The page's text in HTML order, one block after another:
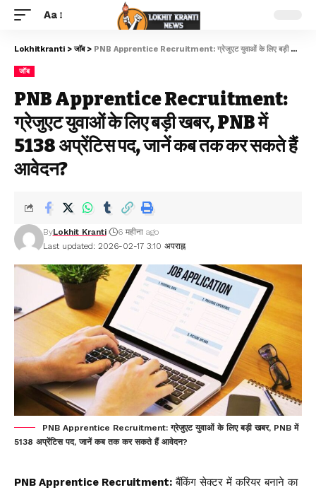
Aa
Lokhitkranti >जॉब> PNB Apprentice Recruitment: ग्रेजुएट युवाओं के लिए बड़ी खबर, PNB में 5138 अप्रेंटिस पद, जानें कब तक कर सकते हैं आवेदन?
जॉब
PNB Apprentice Recruitment:
ग्रेजुएट युवाओं के लिए बड़ी खबर, PNB में
5138 अप्रेंटिस पद, जानें कब तक कर सकते हैं
आवेदन?
Last updated: 2026-02-17 3:10 अपराह्न
ByLokhit Kranti 6 महीना ago
PNB Apprentice Recruitment: ग्रेजुएट युवाओं के लिए बड़ी खबर, PNB में
5138 अप्रेंटिस पद, जानें कब तक कर सकते हैं आवेदन?
PNB Apprentice Recruitment: बैंकिंग सेक्टर में करियर बनाने का